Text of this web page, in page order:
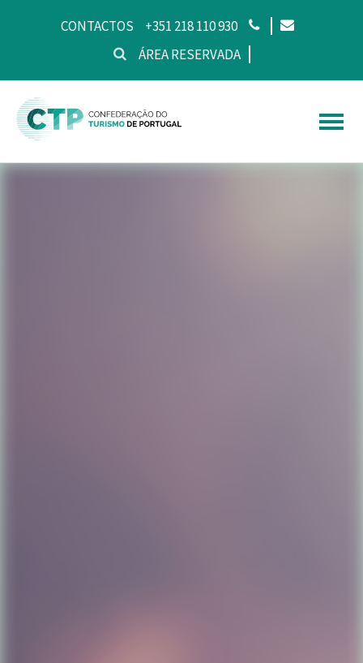
CONTACTOS
+351 218 110 930
ÁREA RESERVADA